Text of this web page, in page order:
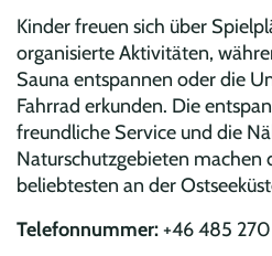
Kinder freuen sich über
organisierte Aktivitäten,
Sauna entspannen oder die
Fahrrad erkunden. Die
freundliche Service und die
Naturschutzgebieten machen
beliebtesten an der
Telefonnummer:+46 485